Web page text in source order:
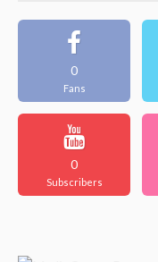
0
Fans
0
Subscribers